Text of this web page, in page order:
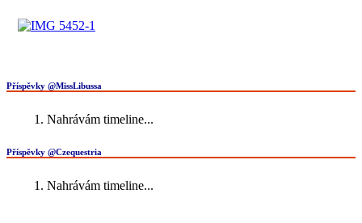
Příspěvky @MissLibussa
Nahrávám timeline...
Příspěvky @Czequestria
Nahrávám timeline...